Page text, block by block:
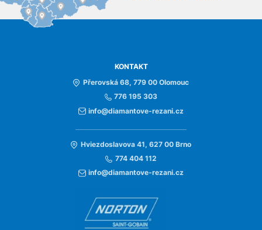
KONTAKT
Přerovská 68, 779 00 Olomouc
776 195 303
info@diamantove-rezani.cz
Hviezdoslavova 41, 627 00 Brno
774 404 112
info@diamantove-rezani.cz